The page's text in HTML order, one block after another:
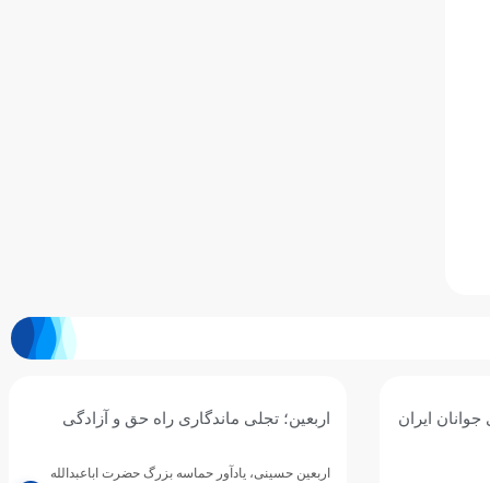
ایران
اربعین؛ تجلی ماندگاری راه حق و آزادگی
اربعین حسینی، یادآور حماسه بزرگ حضرت اباعبدالله